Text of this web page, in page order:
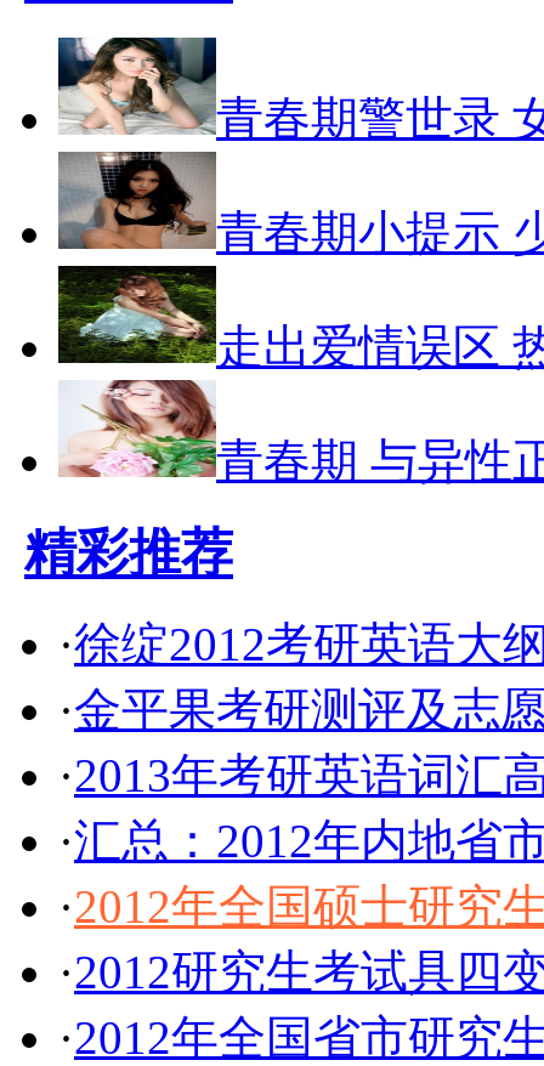
青春期警世录
青春期小提示
走出爱情误区
青春期 与异性
精彩推荐
·徐绽2012考研英语大
·金平果考研测评及志
·2013年考研英语词汇
·汇总：2012年内地省
·2012年全国硕士研究
·2012研究生考试具四
·2012年全国省市研究